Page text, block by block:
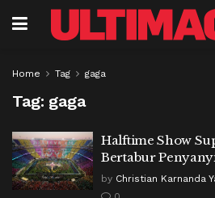
Home Tag gaga
Tag: gaga
Halftime Show
Bertabur
by Christian Karnanda